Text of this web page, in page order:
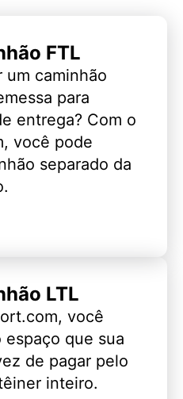
FTL
um caminhão
para
entrega? Com o
você pode
separado da
LTL
você
espaço que sua
de pagar pelo
inteiro.